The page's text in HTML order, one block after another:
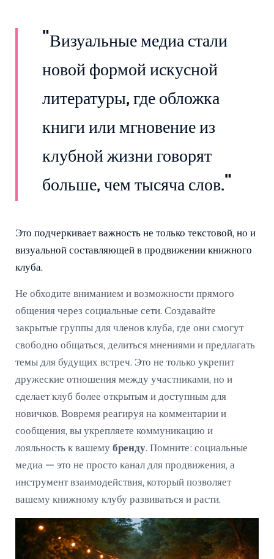
"Визуальные медиа стали
новой формой искусной
литературы, где обложка
книги или мгновение из
клубной жизни говорят
больше, чем тысяча слов."
Это подчеркивает важность не только текстовой, но и
визуальной составляющей в продвижении книжного
клуба.
Не обходите вниманием и возможности прямого
общения через социальные сети. Создавайте
закрытые группы для членов клуба, где они смогут
свободно общаться, делиться мнениями и предлагать
темы для будущих встреч. Это не только укрепит
дружеские отношения между участниками, но и
сделает клуб более открытым и доступным для
новичков. Вовремя реагируя на комментарии и
сообщения, вы укрепляете коммуникацию и
лояльность к вашему бренду. Помните: социальные
медиа — это не просто канал для продвижения, а
инструмент взаимодействия, который позволяет
вашему книжному клубу развиваться и расти.